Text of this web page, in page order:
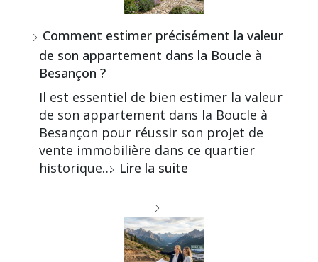
Comment estimer précisément la valeur
de son appartement dans la Boucle à
Besançon ?
Il est essentiel de bien estimer la valeur
de son appartement dans la Boucle à
Besançon pour réussir son projet de
vente immobilière dans ce quartier
historique… Lire la suite